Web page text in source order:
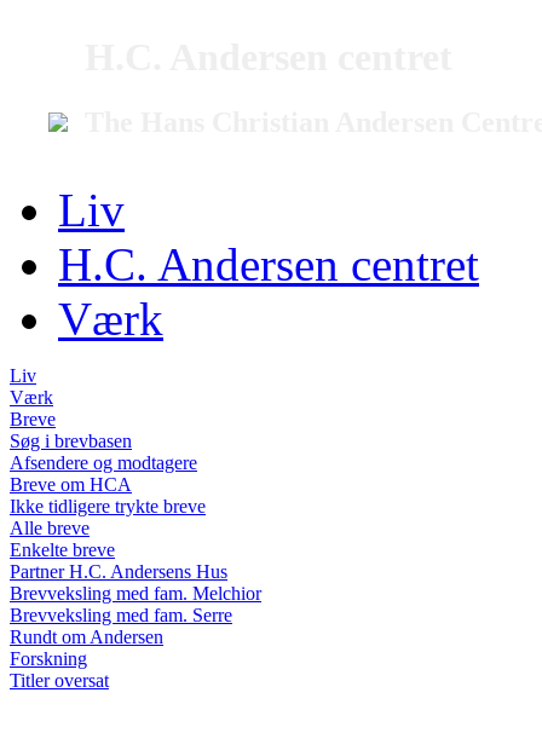
Liv
H.C. Andersen centret
Værk
Liv
Værk
Breve
Søg i brevbasen
Afsendere og modtagere
Breve om HCA
Ikke tidligere trykte breve
Alle breve
Enkelte breve
Partner H.C. Andersens Hus
Brevveksling med fam. Melchior
Brevveksling med fam. Serre
Rundt om Andersen
Forskning
Titler oversat